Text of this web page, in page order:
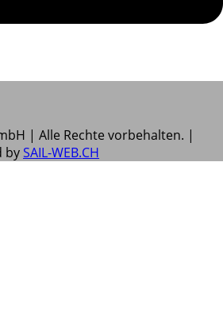
| Alle Rechte vorbehalten. |
by SAIL-WEB.CH